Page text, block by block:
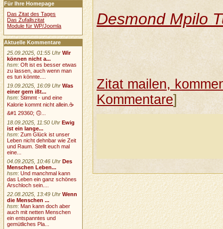
Desmond Mpilo
Zitat mailen,
Kommentare]
Für Ihre Homepage
Das Zitat des Tages
Das Zufallszitat
Module für WP/Joomla
Aktuelle Kommentare
25.09.2025, 01:55 Uhr Wir
können nicht a...
hsm:Oft ist es besser etwas
zu lassen, auch wenn man
es tun könnte....
19.09.2025, 16:09 Uhr Was
einer gern ißt...
hsm:Stimmt - und eine
Kalorie kommt nicht allein.☕
&#1 29360; 🙃...
18.09.2025, 11:50 Uhr Ewig
ist ein lange...
hsm:Zum Glück ist unser
Leben nicht dehnbar wie Zeit
und Raum. Stellt euch mal
eine...
04.09.2025, 10:46 Uhr Des
Menschen Leben...
hsm:Und manchmal kann
das Leben ein ganz schönes
Arschloch sein....
22.08.2025, 13:49 Uhr Wenn
die Menschen ...
hsm:Man kann doch aber
auch mit netten Menschen
ein entspanntes und
gemütliches Pla...